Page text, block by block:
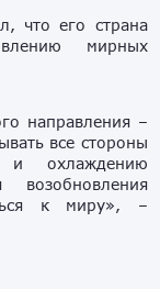
что его страна
мирных
направления –
все стороны
и охлаждению
к миру», –